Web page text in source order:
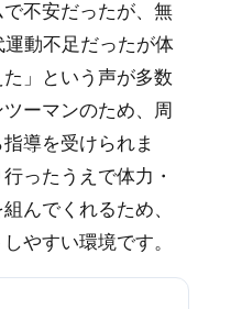
で不安だったが、無
動不足だったが体
」という声が多数
ーマンのため、周
導を受けられま
ったうえで体力・
んでくれるため、
やすい環境です。